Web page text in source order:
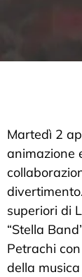
Martedì 2
animazione
superiori di
“Stella
Petrachi
della